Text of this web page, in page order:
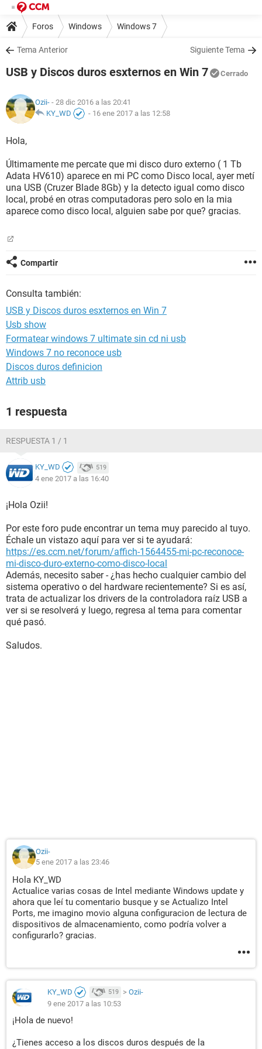
Foros Windows Windows 7
Tema Anterior Siguiente Tema
USB y Discos duros esxternos en Win 7 Cerrado
Ozii- - 28 dic 2016 a las 20:41
KY_WD
- 16 ene 2017 a las 12:58
Hola,
Últimamente me percate que mi disco duro externo ( 1 Tb
Adata HV610) aparece en mi PC como Disco local, ayer metí
una USB (Cruzer Blade 8Gb) y la detecto igual como disco
local, probé en otras computadoras pero solo en la mia
aparece como disco local, alguien sabe por que? gracias.
Compartir
Consulta también:
USB y Discos duros esxternos en Win 7
Usb show
Formatear windows 7 ultimate sin cd ni usb
Windows 7 no reconoce usb
Discos duros definicion
Attrib usb
1 respuesta
RESPUESTA 1 / 1
KY_WD 519
4 ene 2017 a las 16:40
¡Hola Ozii!
Por este foro pude encontrar un tema muy parecido al tuyo.
Échale un vistazo aquí para ver si te ayudará:
https://es.ccm.net/forum/affich-1564455-mi-pc-reconoce-
mi-disco-duro-externo-como-disco-local
Además, necesito saber - ¿has hecho cualquier cambio del
sistema operativo o del hardware recientemente? Si es así,
trata de actualizar los drivers de la controladora raíz USB a
ver si se resolverá y luego, regresa al tema para comentar
qué pasó.
Saludos.
Ozii-
5 ene 2017 a las 23:46
Hola KY_WD
Actualice varias cosas de Intel mediante Windows update y
ahora que leí tu comentario busque y se Actualizo Intel
Ports, me imagino movio alguna configuracion de lectura de
dispositivos de almacenamiento, como podría volver a
configurarlo? gracias.
KY_WD 519 > Ozii-
9 ene 2017 a las 10:53
¡Hola de nuevo!
¿Tienes acceso a los discos duros después de la